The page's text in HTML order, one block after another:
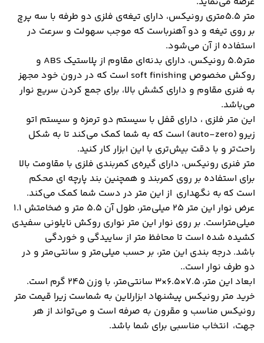
متر ۵.۵متری رونیکس، دارای تیغه‌ی فلزی دو طرفه با سه پرچ
بر روی تیغه و دو آهنرباست که موجب سهولت و سرعت در
استفاده از آن می‌شود.
متر۵.۵ رونیکس، دارای بدنه‌ای مقاوم از پلاستیک ABS و
روکش مخصوص soft finishing است که در درون خود مجهز
به فنری مقاوم و دارای کشش بالا، برای جمع کردن سریع نوار
می‌باشد.
این متر فلزی ، دارای قفل با سیستم دو ترمزه و سیستم اتو
زیرو (auto-zero) است که به شما کمک می‌کند تا به شکل
راحت‌تر و با دقت بیش‌تری با این ابزار کار کنید.
متر فنری رونیکس، دارای گیره‌ی کمربندی فلزی با مقاومت بالا
برای استفاده بر روی کمربند و همچنین بند پارچه ای محکم
است که به نگهداری از این متر در دست شما کمک می‌کند.
عرض نوار این متر ۲۵ میلی‌متر، طول آن ۵.۵ متر و ضخامتش ۱.۱
میلی‌متراست. بر روی نوار این متر نواری روکش نایلونی سفیدی
کشیده شده است تا محافظ متر از ساییدگی و خوردگی
باشد. درجه بندی این متر، بر حسب میلی‌متر و سانتی‌متر و در
دو طرف نوار است..
ابعاد این متر، ۷.۵×۶.۵×۳ سانتی‌متر، با وزن ۲۴۵ گرم است.
خرید متر رونیکس پیشنهاد ابزارلاین به شماست زیرا قیمت متر
رونیکس مناسب و مقرون به صرفه است و می‌تواند از هر
جهت، انتخاب مناسبی برای شما باشد.